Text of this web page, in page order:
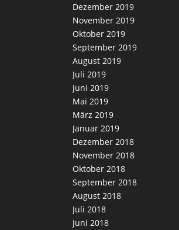
Dezember 2019
November 2019
Oktober 2019
September 2019
August 2019
Juli 2019
Juni 2019
Mai 2019
März 2019
Januar 2019
Dezember 2018
November 2018
Oktober 2018
September 2018
August 2018
Juli 2018
Juni 2018